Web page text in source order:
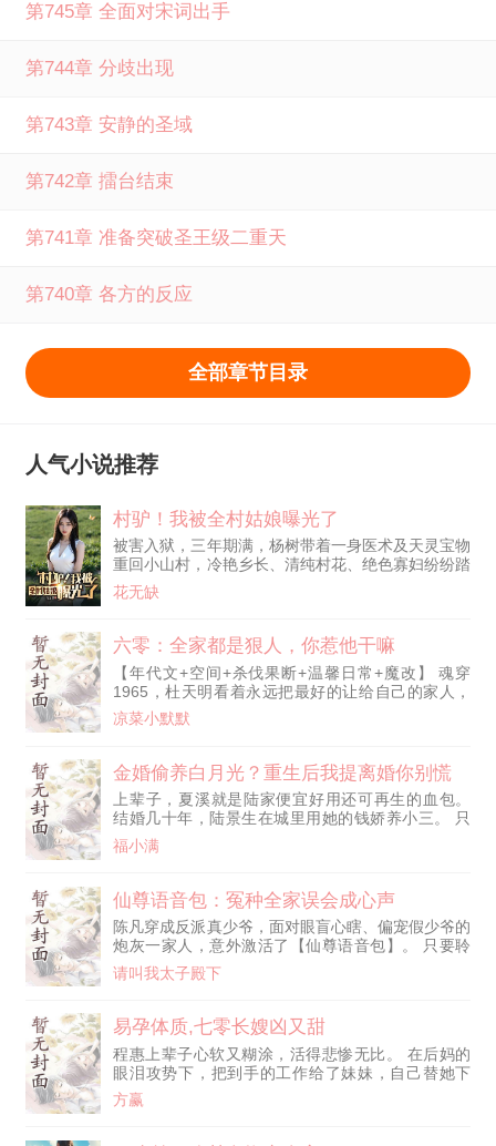
第745章 全面对宋词出手
第744章 分歧出现
第743章 安静的圣域
第742章 擂台结束
第741章 准备突破圣王级二重天
第740章 各方的反应
全部章节目录
人气小说推荐
村驴！我被全村姑娘曝光了
被害入狱，三年期满，杨树带着一身医术及天灵宝物
重回小山村，冷艳乡长、清纯村花、绝色寡妇纷纷踏
来......
花无缺
六零：全家都是狠人，你惹他干嘛
【年代文+空间+杀伐果断+温馨日常+魔改】 魂穿
1965，杜天明看着永远把最好的让给自己的家人，
他发誓要让全家过上好日子！ 二哥杜天霸：“我和弟
弟天下第一好！谁敢惹他，我先捶爆他的狗头！” 父
爷杜无敌：“不愧是我杜无敌的孙子！有我当年杀鬼
子的风范！” 娄晓娥（脸红）：“杜天明同志，你……
你不能这样！我……我......”
凉菜小默默
金婚偷养白月光？重生后我提离婚你别慌
上辈子，夏溪就是陆家便宜好用还可再生的血包。
结婚几十年，陆景生在城里用她的钱娇养小三。 只
用两封情书，哄得她打工挣钱养他们全家，三句好话
骗得她跪地伺候、随时侍寝。 就连女儿也被他们当
孤零零死在了桥洞。 陆景生搂着小三逍遥快活了一
辈子。 凭什么？！ 重来一世，夏溪撕碎贤惠面具，
手撕渣男，脚踹公婆，泼妇骂街她认了，蛇蝎心肠她
扛了！ 虐渣要狠，报仇要快，她
福小满
仙尊语音包：冤种全家误会成心声
陈凡穿成反派真少爷，面对眼盲心瞎、偏宠假少爷的
炮灰一家人，意外激活了【仙尊语音包】。 只要聆
听满10000条修仙语录，便能原地飞升，成为横压万
古的无敌仙尊！ 没想到这些仙尊语录，全被身边人
错把凉薄至亲当归宿；今生归来，尔等于我，只是陌
路尘埃。】 冤种全家：？？？ 【女人，前世你看本
尊不起！这一世，本尊要让你高攀不起！】
请叫我太子殿下
易孕体质,七零长嫂凶又甜
程惠上辈子心软又糊涂，活得悲惨无比。 在后妈的
眼泪攻势下，把到手的工作给了妹妹，自己替她下
乡。 又在好闺蜜的设计下跟定了婚的男友分手，嫁
给了一个农村兵。 老公又帅又能干，还是个兵王，
方赢